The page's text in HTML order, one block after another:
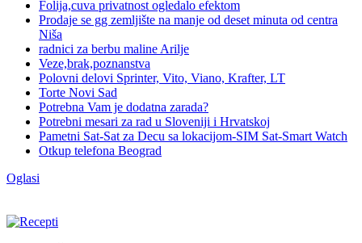
Folija,cuva privatnost ogledalo efektom
Prodaje se gg zemljište na manje od deset minuta od centra
Niša
radnici za berbu maline Arilje
Veze,brak,poznanstva
Polovni delovi Sprinter, Vito, Viano, Krafter, LT
Torte Novi Sad
Potrebna Vam je dodatna zarada?
Potrebni mesari za rad u Sloveniji i Hrvatskoj
Pametni Sat-Sat za Decu sa lokacijom-SIM Sat-Smart Watch
Otkup telefona Beograd
Oglasi